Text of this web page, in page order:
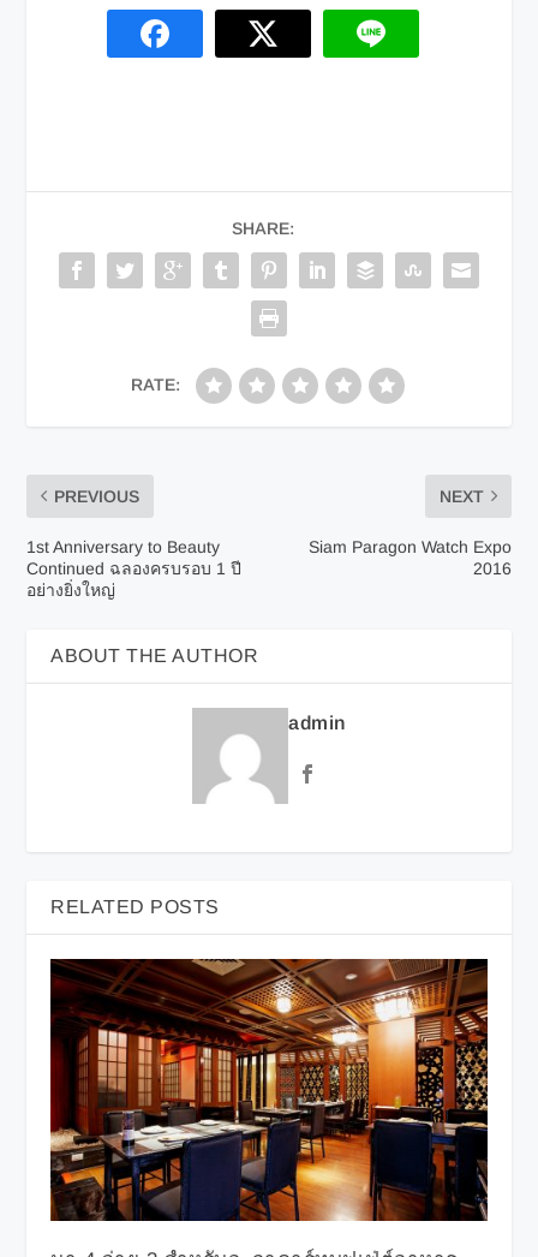
SHARE:
RATE:
PREVIOUS
1st Anniversary to Beauty
Continued ฉลองครบรอบ 1 ปี
อย่างยิ่งใหญ่
NEXT
Siam Paragon Watch Expo
2016
ABOUT THE AUTHOR
admin
RELATED POSTS